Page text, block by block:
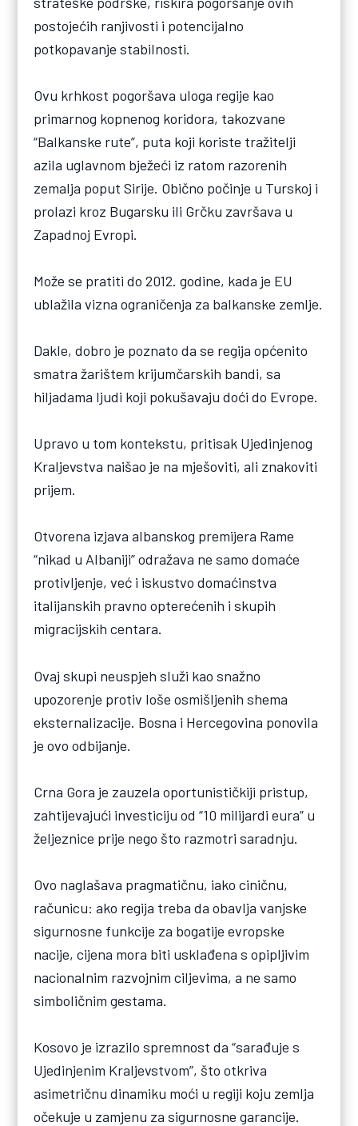
postojećih ranjivosti i potencijalno
potkopavanje stabilnosti.
Ovu krhkost pogoršava uloga regije kao
primarnog kopnenog koridora, takozvane
“Balkanske rute”, puta koji koriste tražitelji
azila uglavnom bježeći iz ratom razorenih
zemalja poput Sirije. Obično počinje u Turskoj i
prolazi kroz Bugarsku ili Grčku završava u
Zapadnoj Evropi.
Može se pratiti do 2012. godine, kada je EU
ublažila vizna ograničenja za balkanske zemlje.
Dakle, dobro je poznato da se regija općenito
smatra žarištem krijumčarskih bandi, sa
hiljadama ljudi koji pokušavaju doći do Evrope.
Upravo u tom kontekstu, pritisak Ujedinjenog
Kraljevstva naišao je na mješoviti, ali znakoviti
prijem.
Otvorena izjava albanskog premijera Rame
“nikad u Albaniji” odražava ne samo domaće
protivljenje, već i iskustvo domaćinstva
italijanskih pravno opterećenih i skupih
migracijskih centara.
Ovaj skupi neuspjeh služi kao snažno
upozorenje protiv loše osmišljenih shema
eksternalizacije. Bosna i Hercegovina ponovila
je ovo odbijanje.
Crna Gora je zauzela oportunističkiji pristup,
zahtijevajući investiciju od “10 milijardi eura” u
željeznice prije nego što razmotri saradnju.
Ovo naglašava pragmatičnu, iako ciničnu,
računicu: ako regija treba da obavlja vanjske
sigurnosne funkcije za bogatije evropske
nacije, cijena mora biti usklađena s opipljivim
nacionalnim razvojnim ciljevima, a ne samo
simboličnim gestama.
Kosovo je izrazilo spremnost da “sarađuje s
Ujedinjenim Kraljevstvom”, što otkriva
asimetričnu dinamiku moći u regiji koju zemlja
očekuje u zamjenu za sigurnosne garancije.